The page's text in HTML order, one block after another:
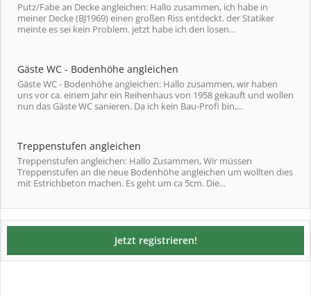
Putz/Fabe an Decke angleichen: Hallo zusammen, ich habe in
meiner Decke (BJ1969) einen großen Riss entdeckt. der Statiker
meinte es sei kein Problem. jetzt habe ich den losen...
Gäste WC - Bodenhöhe angleichen
Gäste WC - Bodenhöhe angleichen: Hallo zusammen, wir haben
uns vor ca. einem Jahr ein Reihenhaus von 1958 gekauft und wollen
nun das Gäste WC sanieren. Da ich kein Bau-Profi bin,...
Treppenstufen angleichen
Treppenstufen angleichen: Hallo Zusammen, Wir müssen
Treppenstufen an die neue Bodenhöhe angleichen um wollten dies
mit Estrichbeton machen. Es geht um ca 5cm. Die...
Jetzt registrieren!